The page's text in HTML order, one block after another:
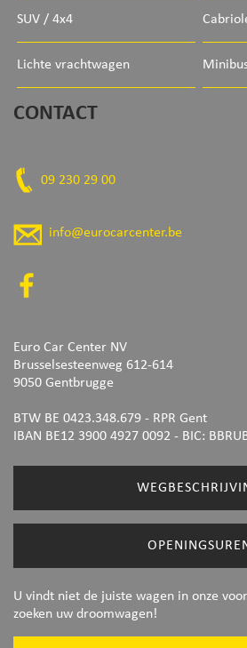
SUV / 4x4
Lichte vrachtwagen
CONTACT
09 230 29 00
info@eurocarcenter.be
Euro Car Center NV
Brusselsesteenweg 612-614
9050 Gentbrugge
BTW BE 0423.348.679 - RPR Gent
IBAN BE12 3900 4927 0092 - BIC:
U vindt niet de juiste wagen in onze
zoeken uw droomwagen!